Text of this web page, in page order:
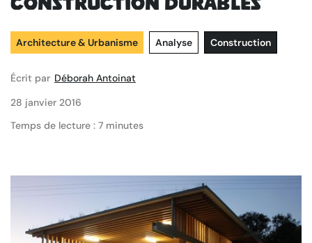
construction durables
Architecture & Urbanisme Analyse Construction
Écrit par Déborah Antoinat
28 janvier 2016
Temps de lecture : 7 minutes